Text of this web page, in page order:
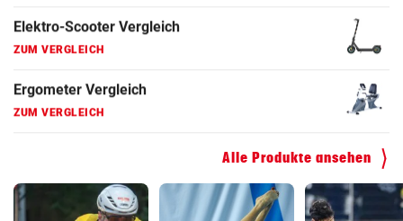
ZUM VERGLEICH
ZUM VERGLEICH
Kinderfahrrad Vergleich
ZUM VERGLEICH
Alle Produkte ansehen